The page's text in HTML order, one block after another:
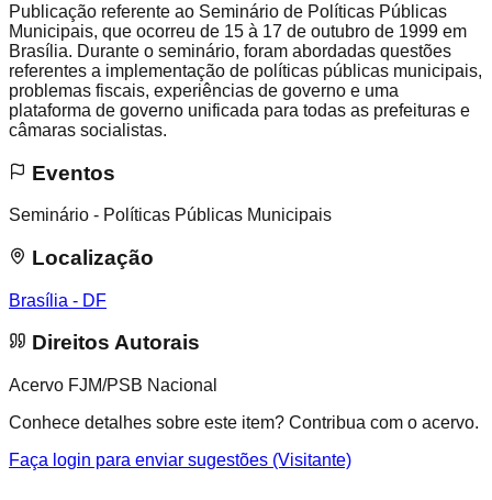
Publicação referente ao Seminário de Políticas Públicas
Municipais, que ocorreu de 15 à 17 de outubro de 1999 em
Brasília. Durante o seminário, foram abordadas questões
referentes a implementação de políticas públicas municipais,
problemas fiscais, experiências de governo e uma
plataforma de governo unificada para todas as prefeituras e
câmaras socialistas.
Eventos
Seminário - Políticas Públicas Municipais
Localização
Brasília - DF
Direitos Autorais
Acervo FJM/PSB Nacional
Conhece detalhes sobre este item? Contribua com o acervo.
Faça login para enviar sugestões (Visitante)